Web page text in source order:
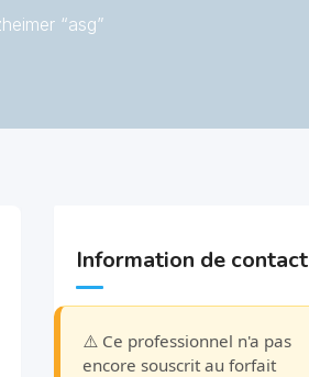
“asg”
Information de contact
⚠️ Ce professionnel n'a pas
encore souscrit au forfait